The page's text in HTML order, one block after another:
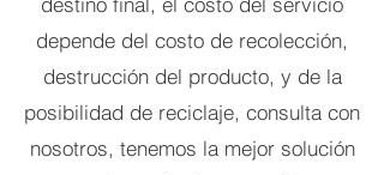
depende del costo de recolección,
destrucción del producto, y de la
posibilidad de reciclaje, consulta con
nosotros, tenemos la mejor solución